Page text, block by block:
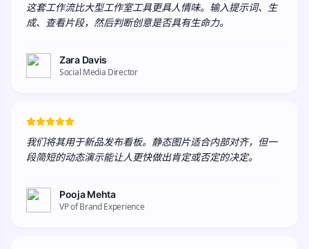
这套工作流比大型工作室工具更具人情味。输入提示词、生
成、查看片段，然后判断创意是否具有生命力。
Zara Davis
Social Media Director
我们将其用于新品发布看板。静态图片适合内部对齐，但一
段简短的动态演示能让人更快做出肯定或否定的决定。
Pooja Mehta
VP of Brand Experience